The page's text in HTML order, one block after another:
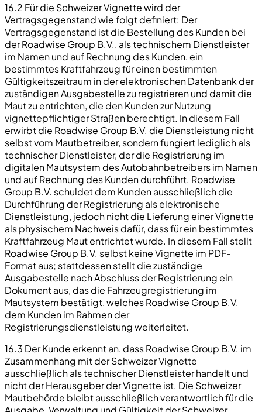
16.2 Für die Schweizer Vignette wird der
Vertragsgegenstand wie folgt definiert: Der
Vertragsgegenstand ist die Bestellung des Kunden bei
der Roadwise Group B.V., als technischem Dienstleister
im Namen und auf Rechnung des Kunden, ein
bestimmtes Kraftfahrzeug für einen bestimmten
Gültigkeitszeitraum in der elektronischen Datenbank der
zuständigen Ausgabestelle zu registrieren und damit die
Maut zu entrichten, die den Kunden zur Nutzung
vignettepflichtiger Straßen berechtigt. In diesem Fall
erwirbt die Roadwise Group B.V. die Dienstleistung nicht
selbst vom Mautbetreiber, sondern fungiert lediglich als
technischer Dienstleister, der die Registrierung im
digitalen Mautsystem des Autobahnbetreibers im Namen
und auf Rechnung des Kunden durchführt. Roadwise
Group B.V. schuldet dem Kunden ausschließlich die
Durchführung der Registrierung als elektronische
Dienstleistung, jedoch nicht die Lieferung einer Vignette
als physischem Nachweis dafür, dass für ein bestimmtes
Kraftfahrzeug Maut entrichtet wurde. In diesem Fall stellt
Roadwise Group B.V. selbst keine Vignette im PDF-
Format aus; stattdessen stellt die zuständige
Ausgabestelle nach Abschluss der Registrierung ein
Dokument aus, das die Fahrzeugregistrierung im
Mautsystem bestätigt, welches Roadwise Group B.V.
dem Kunden im Rahmen der
Registrierungsdienstleistung weiterleitet.
16.3 Der Kunde erkennt an, dass Roadwise Group B.V. im
Zusammenhang mit der Schweizer Vignette
ausschließlich als technischer Dienstleister handelt und
nicht der Herausgeber der Vignette ist. Die Schweizer
Mautbehörde bleibt ausschließlich verantwortlich für die